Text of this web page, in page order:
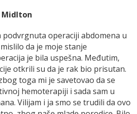
Midlton
podvrgnuta operaciji abdomena u
da je moje stanje
je bila uspešna. Međutim,
otkrili su da je rak bio prisutan.
toga mi je savetovao da se
hemoterapiji i sada sam u
Vilijam i ja smo se trudili da ovo